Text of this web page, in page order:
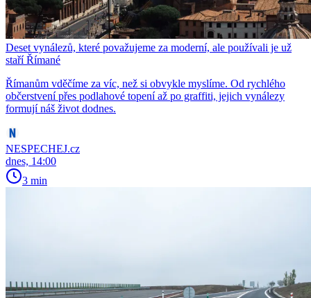
Deset vynálezů, které považujeme za moderní, ale používali je už
staří Římané
Římanům vděčíme za víc, než si obvykle myslíme. Od rychlého
občerstvení přes podlahové topení až po graffiti, jejich vynálezy
formují náš život dodnes.
NESPECHEJ.cz
dnes, 14:00
3 min